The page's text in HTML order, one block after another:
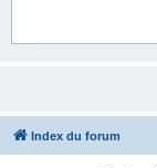
Index du forum